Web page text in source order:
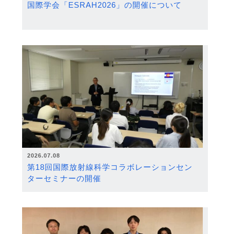
国際学会「ESRAH2026」の開催について
2026.07.08
第18回国際放射線科学コラボレーションセン
ターセミナーの開催